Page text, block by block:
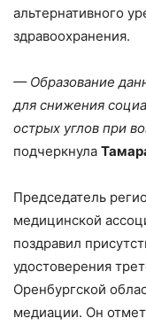
альтернативного
здравоохранения.
— Образование
для снижения
острых углов при
подчеркнула
Председатель
медицинской
поздравил
удостоверения
Оренбургской
медиации. Он